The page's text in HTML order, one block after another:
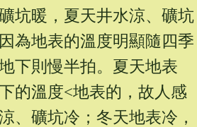
坑暖，夏天井水涼、礦坑
為地表的溫度明顯隨四季
下則慢半拍。夏天地表
的溫度<地表的，故人感
、礦坑冷；冬天地表冷，